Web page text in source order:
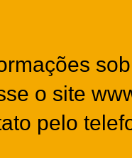
o site
pelo